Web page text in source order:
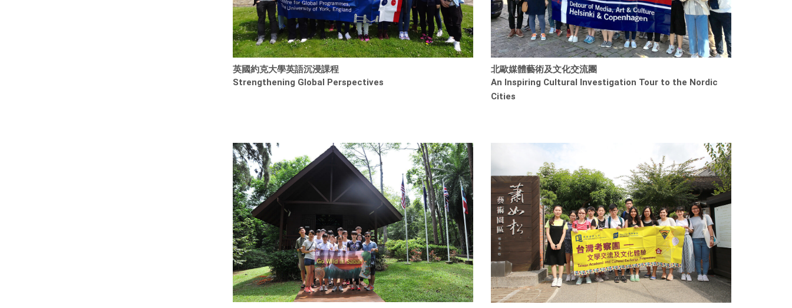
英國約克大學英語沉浸課程
Strengthening Global Perspectives
北歐媒體藝術及文化交流團
An Inspiring Cultural Investigation Tour to the Nordic
Cities